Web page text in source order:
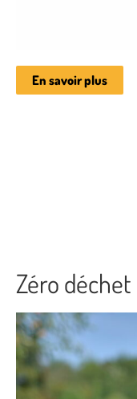
En savoir plus
Zéro déchet